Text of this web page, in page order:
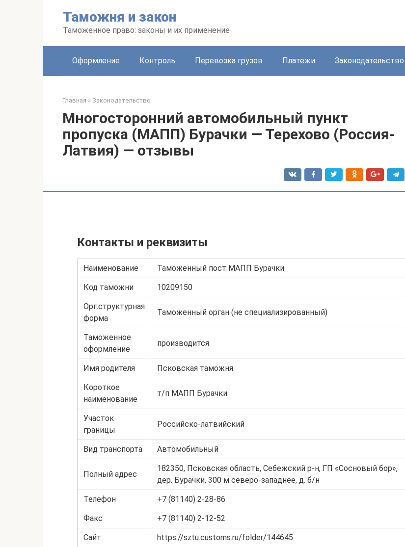
Таможня и закон
Таможенное право: законы и их применение
Оформление Контроль Перевозка грузов Платежи Законодательство
Главная » Законодательство
Многосторонний автомобильный пункт
пропуска (МАПП) Бурачки — Терехово (Россия-
Латвия) — отзывы
Контакты и реквизиты
Наименование Таможенный пост МАПП Бурачки
Код таможни 10209150
Орг.структурная
форма
Таможенный орган (не специализированный)
Таможенное
оформление
производится
Имя родителя Псковская таможня
Короткое
наименование
т/п МАПП Бурачки
Участок
границы
Российско-латвийский
Вид транспорта Автомобильный
Полный адрес
182350, Псковская область, Себежский р-н, ГП «Сосновый бор»,
дер. Бурачки, 300 м северо-западнее, д. б/н
Телефон +7 (81140) 2-28-86
Факс +7 (81140) 2-12-52
Сайт https://sztu.customs.ru/folder/144645